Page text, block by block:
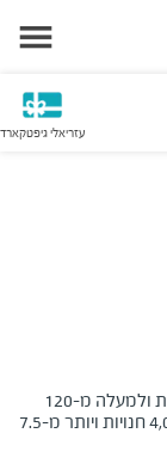
עזריאלי גיפטקארד
מוצרי Dreame נמכרים ממעלה מ-21 מיליון משקי בית ולמעלה מ-120
מדינות נתנו אמון במוצריה, הנמכרים מלמעלה מ-4,000 חנויות ויותר מ-7.5